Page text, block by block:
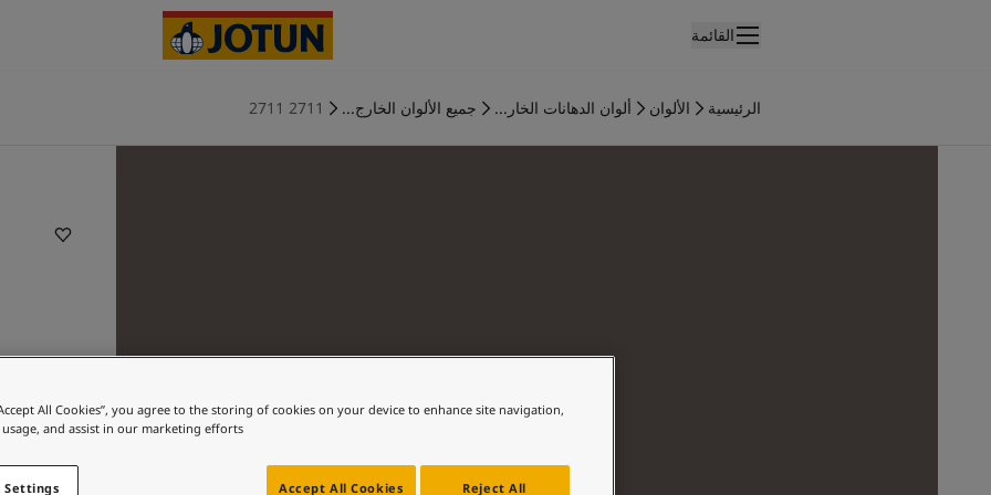
القائمة
الرئيسية الألوان ألوان الدهانات الخار... جميع الألوان الخارج... 2711 2711
All Cookies”, you agree to the storing of cookies on your device to enhance site navigation,
usage, and assist in our marketing efforts.
Reject All
Accept All Cookies
Settings